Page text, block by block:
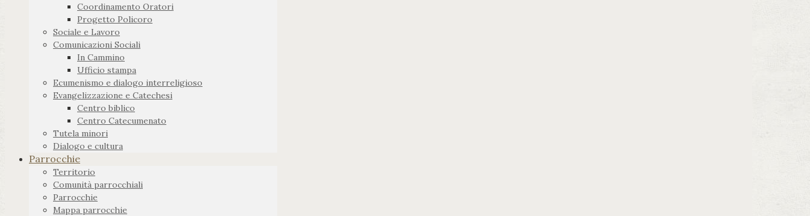
Coordinamento Oratori
Progetto Policoro
Sociale e Lavoro
Comunicazioni Sociali
In Cammino
Ufficio stampa
Ecumenismo e dialogo interreligioso
Evangelizzazione e Catechesi
Centro biblico
Centro Catecumenato
Tutela minori
Dialogo e cultura
Parrocchie
Territorio
Comunità parrocchiali
Parrocchie
Mappa parrocchie